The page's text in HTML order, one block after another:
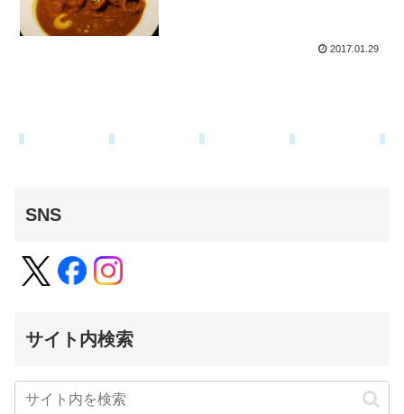
2017.01.29
SNS
サイト内検索